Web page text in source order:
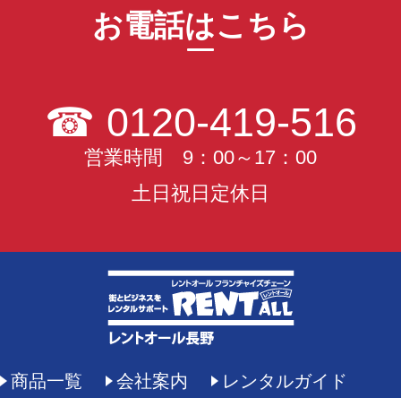
お電話はこちら
☎ 0120-419-516
営業時間 9：00～17：00
土日祝日定休日
商品一覧 会社案内 レンタルガイド